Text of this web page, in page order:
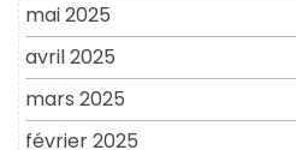
mai 2025
avril 2025
mars 2025
février 2025